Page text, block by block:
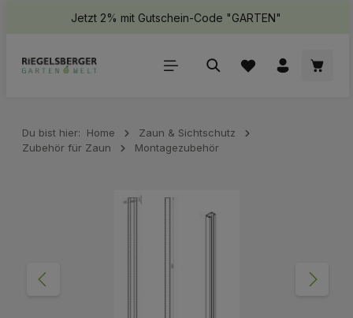
springenJetzt 2% mit Gutschein-Code "GARTEN"
Du bist hier: Home
Zaun & Sichtschutz
Zubehör für Zaun
Montagezubehör
Bildergalerie überspringen